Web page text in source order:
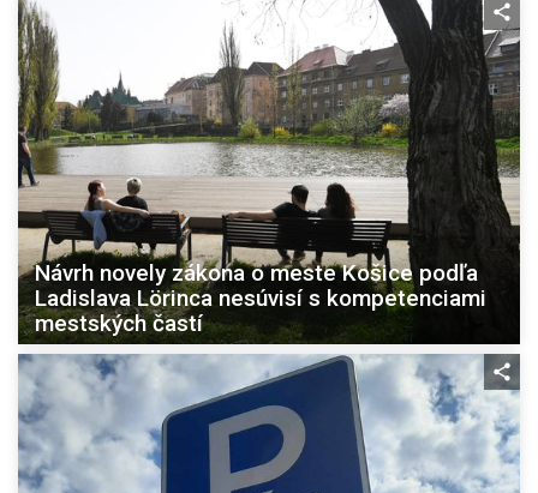
Návrh novely zákona o meste Košice podľa
Ladislava Lörinca nesúvisí s kompetenciami
mestských častí